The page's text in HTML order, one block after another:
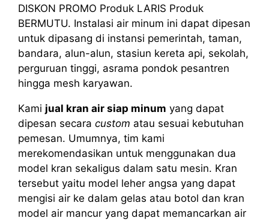
DISKON PROMO Produk LARIS Produk
BERMUTU. Instalasi air minum ini dapat dipesan
untuk dipasang di instansi pemerintah, taman,
bandara, alun-alun, stasiun kereta api, sekolah,
perguruan tinggi, asrama pondok pesantren
hingga mesh karyawan.
Kami jual kran air siap minum yang dapat
dipesan secara custom atau sesuai kebutuhan
pemesan. Umumnya, tim kami
merekomendasikan untuk menggunakan dua
model kran sekaligus dalam satu mesin. Kran
tersebut yaitu model leher angsa yang dapat
mengisi air ke dalam gelas atau botol dan kran
model air mancur yang dapat memancarkan air